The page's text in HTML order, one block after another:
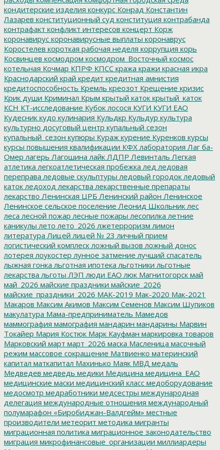
кондитерские изделия конкурс Конрад Константин
Лазарев конституционный суд конституция контрабанда
контрафакт конфликт интересов концерт Корж
коронавирус коронавирусные выплаты коронаврус
Коростелев короткая рабочая неделя коррупция корь
Косвинцев космодром космодром_Восточный космос
котельная Кочмар КПРФ КПСС кража кражи красная икра
Краснодарский край кредит кредитная амнистия
кредитоспособность Кремль креозот Крещение кризис
Крик души Криминал Крым крытый каток крытый_каток
КСН КТ-исследование Кубок лосося КУГИ КУГИ ЕАО
Кудесник кудо кулинария Кульдкр Кульдур культура
культурно досуговый центр купальный сезон
купальный_сезон купюры Кураж курение Куренков курсы
курсы повышения квалификации КФХ лаборатория Лаг ба-
Омер лагерь Лагошина лайк ЛДПР Левинталь Легкая
атлетика легкоатлетическая пробежка лед ледовая
переправа ледовые скульптуры ледовый городок ледовый
каток ледоход лекарства лекарственные препараты
лекарство Ленинская ЦРБ Ленинский район Ленинское
Ленинское сельское поселение Леонид Школьник лес
леса лесной пожар лесные пожары лесопилка летние
каникулы лето лето_2026 лжетерроризм лимон
литература Лицей лицей № 23 личный прием
логистический комплеск ложный вызов ложный донос
лотерея лоукостер лунное затмение лучший спасатель
лыжная гонка льготная ипотека льготники льготные
лекарства льготы ЛЭП люди ЕАО люк Магнитогорск май
май_2026 майские праздники майские_2026
майские_праздники_2026 МАК-2019 Мак-2020 Мак-2021
Макаров Максим Акимов Максим Семенов Максим Шупиков
макулатура Мама-предприниматель Мамедов
маммография мамография мандарин мандарины Марвин
Токайер Мария Костюк Марк Кауфман маркировка товаров
Марковский март март_2026 маска Масленица масочный
режим массовое сокращение Матвиенко материнский
капитал маткапитал Махинько Маяк МВД медаль
Медведев медведь медики Медицина медицина_ЕАО
медицинские маски медицинский класс медоборудование
медосмотр медработники медсестры международная
делегация международные отношения международный
полумарафон «Биробиджан-Валдгейм» местные
производители метеорит методика мигранты
миграционная политика миграционное законодательство
миграция микрофинансовые_организации миллиардеры